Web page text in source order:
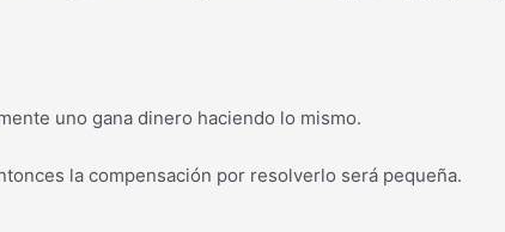
uno gana dinero haciendo lo mismo.
la compensación por resolverlo será pequeña.